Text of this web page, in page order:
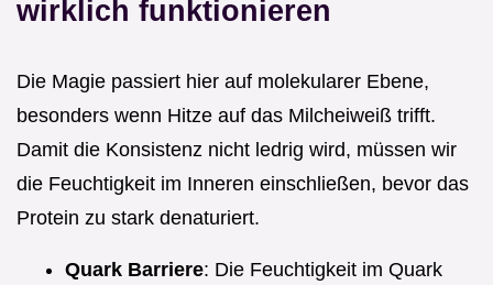
wirklich funktionieren
Die Magie passiert hier auf molekularer Ebene,
besonders wenn Hitze auf das Milcheiweiß trifft.
Damit die Konsistenz nicht ledrig wird, müssen wir
die Feuchtigkeit im Inneren einschließen, bevor das
Protein zu stark denaturiert.
Quark Barriere: Die Feuchtigkeit im Quark